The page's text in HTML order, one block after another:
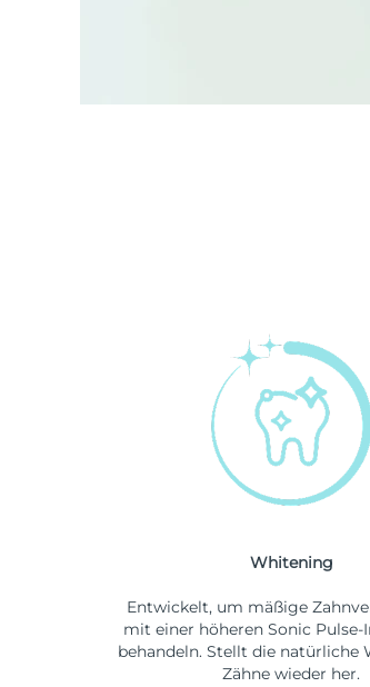
Whitening
Entwickelt, um mäßige
mit einer höheren Sonic Pulse-
behandeln. Stellt die natürliche
Zähne wieder her.